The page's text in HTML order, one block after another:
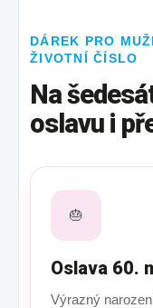
DÁREK PRO
ŽIVOTNÍ ČÍSLO
Na
oslavu i
🎂
Oslava 60.
Výrazný